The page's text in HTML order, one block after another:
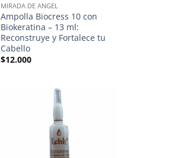
MIRADA DE ANGEL
Ampolla Biocress 10 con
Biokeratina – 13 ml:
Reconstruye y Fortalece tu
Cabello
$12.000